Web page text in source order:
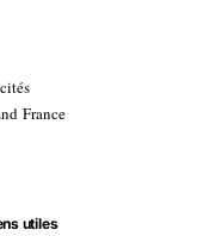
France
utiles